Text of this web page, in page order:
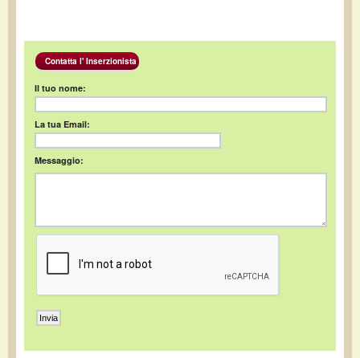
Contatta l' Inserzionista
Il tuo nome:
La tua Email:
Messaggio: